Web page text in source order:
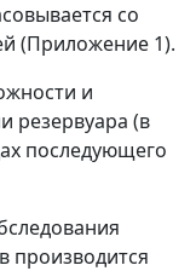
со
(Приложение 1).
и
резервуара (в
последующего
производится